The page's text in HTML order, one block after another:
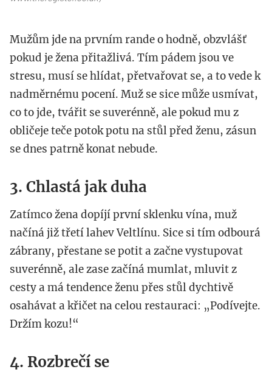
Mužům jde na prvním rande o hodně, obzvlášť
pokud je žena přitažlivá. Tím pádem jsou ve
stresu, musí se hlídat, přetvařovat se, a to vede k
nadměrnému pocení. Muž se sice může usmívat,
co to jde, tvářit se suverénně, ale pokud mu z
obličeje teče potok potu na stůl před ženu, zásun
se dnes patrně konat nebude.
3. Chlastá jak duha
Zatímco žena dopíjí první sklenku vína, muž
načíná již třetí lahev Veltlínu. Sice si tím odbourá
zábrany, přestane se potit a začne vystupovat
suverénně, ale zase začíná mumlat, mluvit z
cesty a má tendence ženu přes stůl dychtivě
osahávat a křičet na celou restauraci: „Podívejte.
Držím kozu!“
4. Rozbrečí se